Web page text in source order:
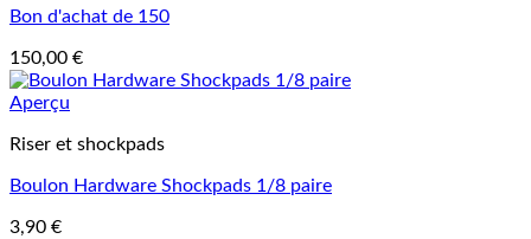
Bon d'achat de 150
150,00 €
Aperçu
Riser et shockpads
Boulon Hardware Shockpads 1/8 paire
3,90 €